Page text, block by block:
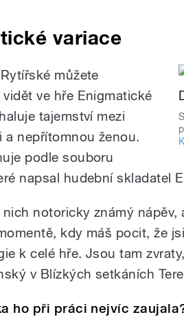
variace
můžete
ve hře Enigmatické
tajemství mezi
a nepřítomnou ženou.
podle souboru
napsal hudební skladatel
nich notoricky známý nápěv,
kdy máš pocit, že
k celé hře. Jsou tam
v Blízkých setkáních
ho při práci nejvíc